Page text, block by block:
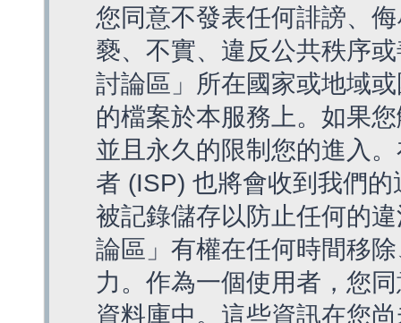
您同意不發表任何誹謗、
褻、不實、違反公共秩序
討論區」所在國家或地域
的檔案於本服務上。如果
並且永久的限制您的進入
者 (ISP) 也將會收到我們
被記錄儲存以防止任何的
論區」有權在任何時間移
力。作為一個使用者，您
資料庫中。這些資訊在您